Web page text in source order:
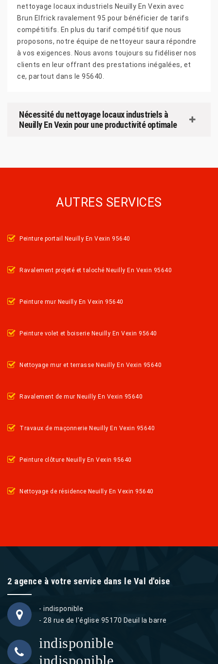
nettoyage locaux industriels Neuilly En Vexin avec
Brun Elfrick ravalement 95 pour bénéficier de tarifs
compétitifs. En plus du tarif compétitif que nous
proposons, notre équipe de nettoyeur saura répondre
à vos exigences. Nous avons toujours su fidéliser nos
clients en leur offrant des prestations inégalées, et
ce, partout dans le 95640.
Nécessité du nettoyage locaux industriels à
Neuilly En Vexin pour une productivité optimale
AUTRES SERVICES
Peinture portail Neuilly En Vexin 95640
Ravalement projeté et taloché Neuilly En Vexin 95640
Peinture mur Neuilly En Vexin 95640
Peinture volet et boiserie Neuilly En Vexin 95640
Nettoyage mur et terrasse Neuilly En Vexin 95640
Ravalement de mur Neuilly En Vexin 95640
Travaux de maçonnerie Neuilly En Vexin 95640
Peinture clôture Neuilly En Vexin 95640
Nettoyage de résidence Neuilly En Vexin 95640
2 agence à votre service dans le Val d'oise
- indisponible
- 28 rue de l'église 95170 Deuil la barre
indisponible
indisponible